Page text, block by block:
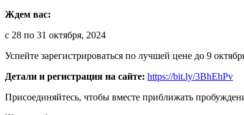
Ждем вас:
с 28 по 31 октября, 2024
Успейте зарегистрироваться по лучшей цене до 9
Детали и регистрация на сайте: https://bit.ly/3BhEhPv
Присоединяйтесь, чтобы вместе приближать